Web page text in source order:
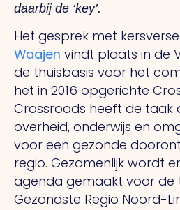
daarbij de ‘key’.
Het gesprek met
Waajen vindt plaats in de
de thuisbasis voor het
het in 2016 opgerichte
Crossroads heeft de taak
overheid, onderwijs en
voor een gezonde
regio. Gezamenlijk wordt
agenda gemaakt voor de
Gezondste Regio Noord-